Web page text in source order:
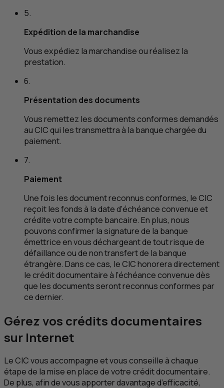
5.
Expédition de la marchandise
Vous expédiez la marchandise ou réalisez la
prestation.
6.
Présentation des documents
Vous remettez les documents conformes demandés
auCICqui les transmettra à la banque chargée du
paiement.
7.
Paiement
Une fois les document reconnus conformes, leCIC
reçoit les fonds à la date d’échéance convenue et
crédite votre compte bancaire. En plus, nous
pouvons confirmer la signature de la banque
émettrice en vous déchargeant de tout risque de
défaillance ou de non transfert de la banque
étrangère. Dans ce cas, leCIChonorera directement
le crédit documentaire à l'échéance convenue dès
que les documents seront reconnus conformes par
ce dernier.
Gérez vos crédits documentaires
sur Internet
LeCICvous accompagne et vous conseille à chaque
étape de la mise en place de votre crédit documentaire.
De plus, afin de vous apporter davantage d’efficacité,